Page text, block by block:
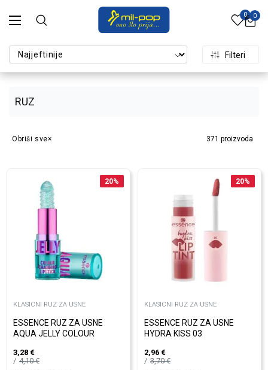
0 0
RUZ
Filteri
371 proizvoda
Obriši sve
20%
KLASICNI RUZ ZA USNE
ESSENCE RUZ ZA USNE
AQUA JELLY COLOUR
3,28 €
4,10€
20%
KLASICNI RUZ ZA USNE
ESSENCE RUZ ZA USNE
HYDRA KISS 03
2,96 €
3,70€